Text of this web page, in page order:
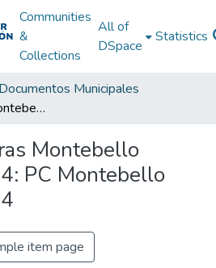
Communities
&
Collections
All of
DSpace
Statistics
Documentos Municipales
Plan de Compras Montebello Antioquia 2014: PC Montebello Antioquia 2014
Montebello
PC Montebello
item page